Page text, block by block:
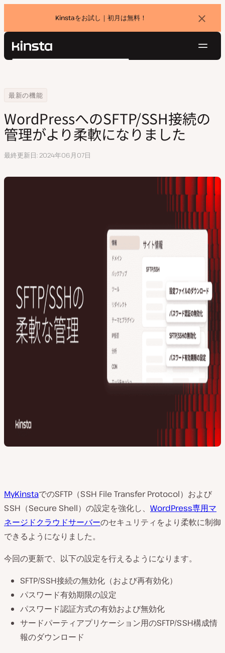
Kinstaをお試し｜初月は無料！
バ
ナ
を
Kinsta®
ョ
価格設定
お問い合わせ
検
Home
最新の機能
WordPressへのSFTP/SSH接続の管理がより柔軟になりました
WordPressへのSFTP/SSH接続の
管理がより柔軟になりました
最終更新日 2024年06月07日
MyKinstaでのSFTP（SSH File Transfer Protocol）および
SSH（Secure Shell）の設定を強化し、 WordPress専用マ
ネージドクラウドサーバーのセキュリティをより柔軟に制御
できるようになりました。
今回の更新で、以下の設定を行えるようになります。
SFTP/SSH接続の無効化（および再有効化）
パスワード有効期限の設定
パスワード認証方式の有効および無効化
サードパーティアプリケーション用のSFTP/SSH構成情
報のダウンロード